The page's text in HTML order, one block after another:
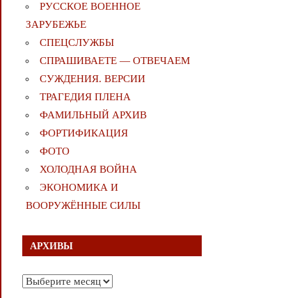
РУССКОЕ ВОЕННОЕ
ЗАРУБЕЖЬЕ
СПЕЦСЛУЖБЫ
СПРАШИВАЕТЕ — ОТВЕЧАЕМ
СУЖДЕНИЯ. ВЕРСИИ
ТРАГЕДИЯ ПЛЕНА
ФАМИЛЬНЫЙ АРХИВ
ФОРТИФИКАЦИЯ
ФОТО
ХОЛОДНАЯ ВОЙНА
ЭКОНОМИКА И
ВООРУЖЁННЫЕ СИЛЫ
АРХИВЫ
Архивы